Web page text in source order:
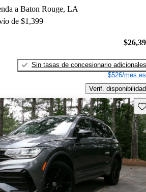
a Baton Rouge, LA
de $1,399
Sin tasas de concesionario adicionales
$526/mes
Verif. disponibilidad